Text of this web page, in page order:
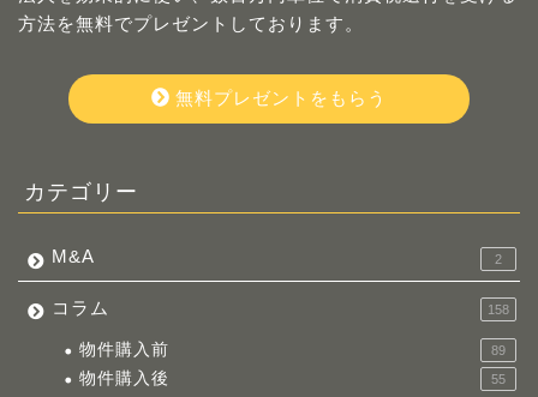
方法を無料でプレゼントしております。
無料プレゼントをもらう
カテゴリー
M&A 2
コラム 158
物件購入前 89
物件購入後 55